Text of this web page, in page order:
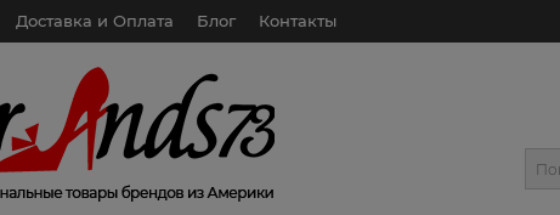
Доставка и Оплата Блог Контакты